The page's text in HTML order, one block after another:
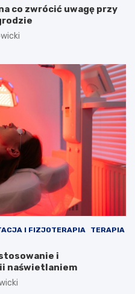
co zwrócić uwagę przy
I FIZJOTERAPIA
TERAPIA
i
naświetlaniem